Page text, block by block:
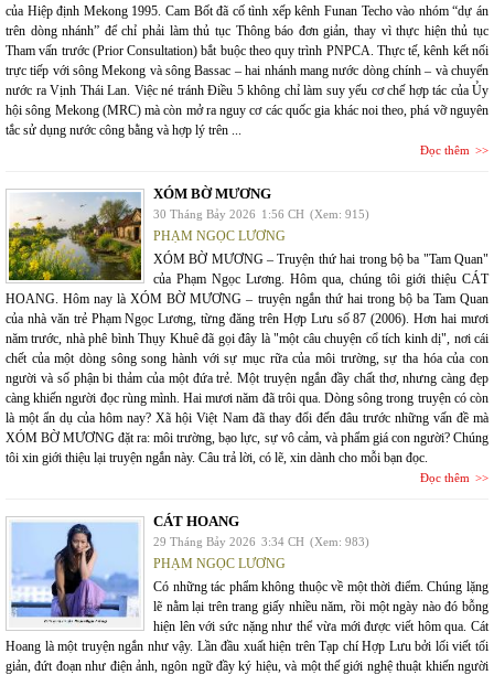
của Hiệp định Mekong 1995. Cam Bốt đã cố tình xếp kênh Funan Techo vào nhóm “dự án
trên dòng nhánh” để chỉ phải làm thủ tục Thông báo đơn giản, thay vì thực hiện thủ tục
Tham vấn trước (Prior Consultation) bắt buộc theo quy trình PNPCA. Thực tế, kênh kết nối
trực tiếp với sông Mekong và sông Bassac – hai nhánh mang nước dòng chính – và chuyển
nước ra Vịnh Thái Lan. Việc né tránh Điều 5 không chỉ làm suy yếu cơ chế hợp tác của Ủy
hội sông Mekong (MRC) mà còn mở ra nguy cơ các quốc gia khác noi theo, phá vỡ nguyên
tắc sử dụng nước công bằng và hợp lý trên ...
Đọc thêm
XÓM BỜ MƯƠNG
30 Tháng Bảy 2026 1:56 CH (Xem: 915)
PHẠM NGỌC LƯƠNG
XÓM BỜ MƯƠNG – Truyện thứ hai trong bộ ba "Tam Quan"
của Phạm Ngọc Lương. Hôm qua, chúng tôi giới thiệu CÁT
HOANG. Hôm nay là XÓM BỜ MƯƠNG – truyện ngắn thứ hai trong bộ ba Tam Quan
của nhà văn trẻ Phạm Ngọc Lương, từng đăng trên Hợp Lưu số 87 (2006). Hơn hai mươi
năm trước, nhà phê bình Thụy Khuê đã gọi đây là "một câu chuyện cổ tích kinh dị", nơi cái
chết của một dòng sông song hành với sự mục rữa của môi trường, sự tha hóa của con
người và số phận bi thảm của một đứa trẻ. Một truyện ngắn đầy chất thơ, nhưng càng đẹp
càng khiến người đọc rùng mình. Hai mươi năm đã trôi qua. Dòng sông trong truyện có còn
là một ẩn dụ của hôm nay? Xã hội Việt Nam đã thay đổi đến đâu trước những vấn đề mà
XÓM BỜ MƯƠNG đặt ra: môi trường, bạo lực, sự vô cảm, và phẩm giá con người? Chúng
tôi xin giới thiệu lại truyện ngắn này. Câu trả lời, có lẽ, xin dành cho mỗi bạn đọc.
Đọc thêm
CÁT HOANG
29 Tháng Bảy 2026 3:34 CH (Xem: 983)
PHẠM NGỌC LƯƠNG
Có những tác phẩm không thuộc về một thời điểm. Chúng lặng
lẽ nằm lại trên trang giấy nhiều năm, rồi một ngày nào đó bỗng
hiện lên với sức nặng như thể vừa mới được viết hôm qua. Cát
Hoang là một truyện ngắn như vậy. Lần đầu xuất hiện trên Tạp chí Hợp Lưu bởi lối viết tối
giản, đứt đoạn như điện ảnh, ngôn ngữ đầy ký hiệu, và một thế giới nghệ thuật khiến người